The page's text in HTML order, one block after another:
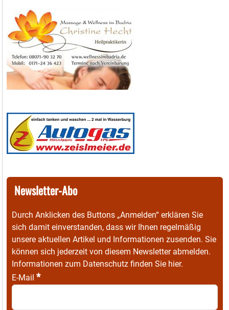
Newsletter-Abo
Durch Anklicken des Buttons „Anmelden“ erklären Sie
sich damit einverstanden, dass wir Ihnen regelmäßig
unsere aktuellen Artikel und Informationen zusenden. Sie
können sich jederzeit von diesem Newsletter abmelden.
Informationen zum Datenschutz finden Sie hier.
E-Mail *